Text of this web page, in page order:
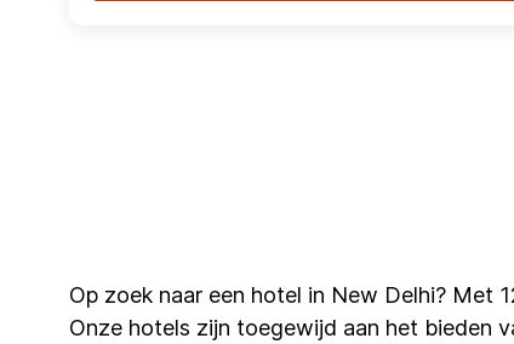
Op zoek naar een hotel in New Delhi? Met
Onze hotels zijn toegewijd aan het bieden